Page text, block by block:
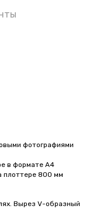
фотографиями
в формате А4
плоттере 800 мм
Вырез V-образный